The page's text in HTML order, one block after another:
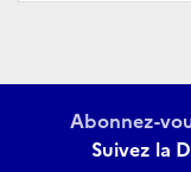
Abonnez-
Suivez la